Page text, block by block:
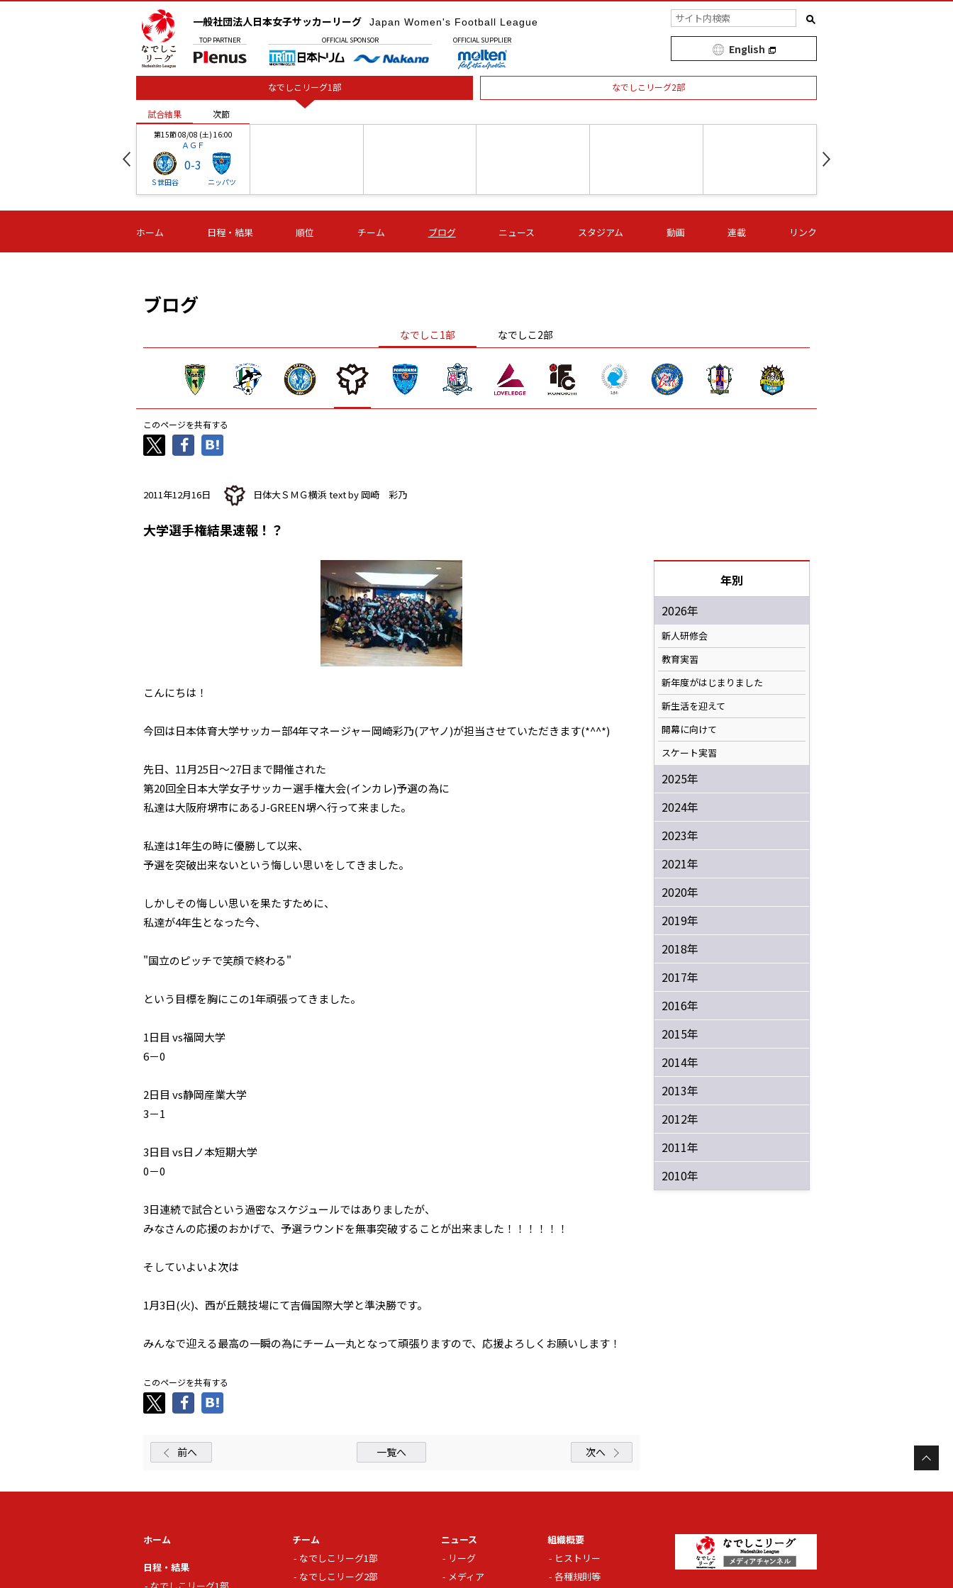
一般社団法人日本女子サッカーリーグ Japan Women's Football League
TOP PARTNER OFFICIAL SPONSOR OFFICIAL SUPPLIER
English
なでしこリーグ1部 なでしこリーグ2部
試合結果 次節
第15節 08/08 (土) 16:00
ＡＧＦ
Ｓ世田谷
0-3
ニッパツ
-
第16節 09/05 (土) 15:00
ニッパツ
-
第16節 09/05 (土) 15:00
石人の星
-
第16節 09/05 (土) 16:00
ＡＧＦ
-
いちご
-
第16節 09/06 (日) 15:00
-
第16節 09/06 (日) 15:00
- -
試合結果 次節
ホーム 日程・結果 順位 チーム ブログ ニュース スタジアム 動画 連載 リンク
ブログ
なでしこ1部 なでしこ2部
このページを共有する
2011年12月16日 日体大ＳＭＧ横浜 text by 岡崎 彩乃
大学選手権結果速報！？
こんにちは！
今回は日本体育大学サッカー部4年マネージャー岡崎彩乃(アヤノ)が担当させていただきます(*^^*)
先日、11月25日～27日まで開催された
第20回全日本大学女子サッカー選手権大会(インカレ)予選の為に
私達は大阪府堺市にあるJ-GREEN堺へ行って来ました。
私達は1年生の時に優勝して以来、
予選を突破出来ないという悔しい思いをしてきました。
しかしその悔しい思いを果たすために、
私達が4年生となった今、
"国立のピッチで笑顔で終わる"
という目標を胸にこの1年頑張ってきました。
1日目 vs福岡大学
6－0
2日目 vs静岡産業大学
3－1
3日目 vs日ノ本短期大学
0－0
3日連続で試合という過密なスケジュールではありましたが、
みなさんの応援のおかげで、予選ラウンドを無事突破することが出来ました！！！！！！
そしていよいよ次は
1月3日(火)、西が丘競技場にて吉備国際大学と準決勝です。
みんなで迎える最高の一瞬の為にチーム一丸となって頑張りますので、応援よろしくお願いします！
このページを共有する
前へ 一覧へ 次へ
年別
2026年
新人研修会
教育実習
新年度がはじまりました
新生活を迎えて
開幕に向けて
スケート実習
2025年
2024年
2023年
2021年
2020年
2019年
2018年
2017年
2016年
2015年
2014年
2013年
2012年
2011年
2010年
ホーム
日程・結果
チーム
なでしこリーグ1部
なでしこリーグ2部
ニュース
リーグ
メディア
組織概要
ヒストリー
各種規則等